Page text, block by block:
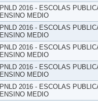
PNLD 2016 - ESCOLAS
ENSINO MEDIO
PNLD 2016 - ESCOLAS
ENSINO MEDIO
PNLD 2016 - ESCOLAS
ENSINO MEDIO
PNLD 2016 - ESCOLAS
ENSINO MEDIO
PNLD 2016 - ESCOLAS
ENSINO MEDIO